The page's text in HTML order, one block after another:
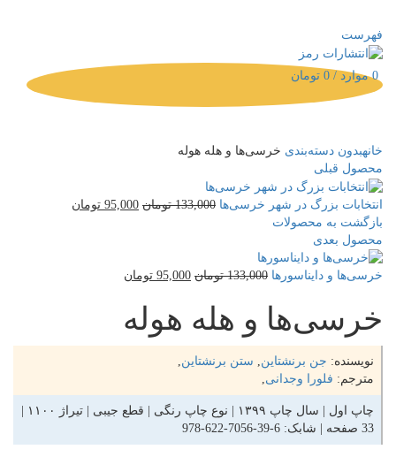
فهرست
0 موارد /
0 تومان
خانهبدون دسته‌بندی خرسی‌ها و هله هوله
محصول قبلی
انتخابات بزرگ در شهر خرسی‌ها 133,000 تومان 95,000 تومان
بازگشت به محصولات
محصول بعدی
خرسی‌ها و دایناسورها 133,000 تومان 95,000 تومان
خرسی‌ها و هله هوله
نویسنده: جن برنشتاین, ستن برنشتاین,
مترجم: فلورا وجدانی,
33 صفحه | شابک:
978-622-7056-39-6